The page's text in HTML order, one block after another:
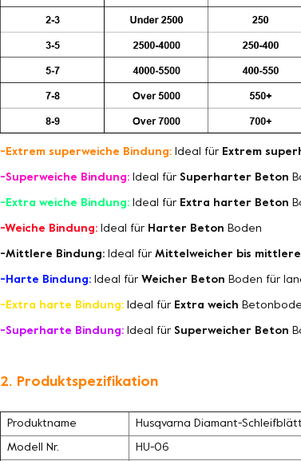
-Extrem superweiche Bindung: Ideal für Extrem
-Superweiche Bindung: Ideal für Superharter Beton
-Extra weiche Bindung: Ideal für Extra harter Beton
-Weiche Bindung: Ideal für Harter Beton Boden
-Mittlere Bindung: Ideal für Mittelweicher bis
-Harte Bindung: Ideal für Weicher Beton Boden für
-Extra harte Bindung: Ideal für Extra weich
-Superharte Bindung: Ideal für Superweicher Beton
2. Produktspezifikation
Produktname Husqvarna Diamant-
Modell Nr. HU-06